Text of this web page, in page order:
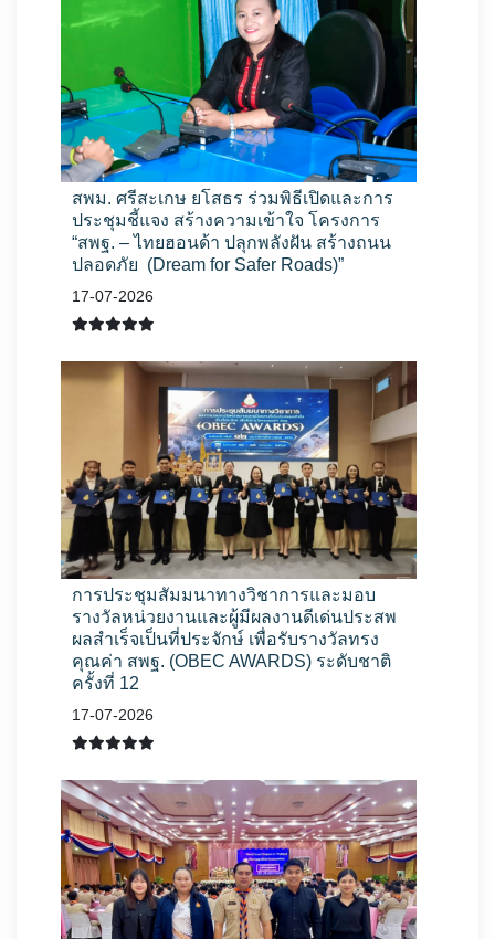
สพม. ศรีสะเกษ ยโสธร ร่วมพิธีเปิดและการ
ประชุมชี้แจง สร้างความเข้าใจ โครงการ
“สพฐ. – ไทยฮอนด้า ปลุกพลังฝัน สร้างถนน
ปลอดภัย (Dream for Safer Roads)”
17-07-2026
การประชุมสัมมนาทางวิชาการและมอบ
รางวัลหน่วยงานและผู้มีผลงานดีเด่นประสพ
ผลสำเร็จเป็นที่ประจักษ์ เพื่อรับรางวัลทรง
คุณค่า สพฐ. (OBEC AWARDS) ระดับชาติ
ครั้งที่ 12
17-07-2026